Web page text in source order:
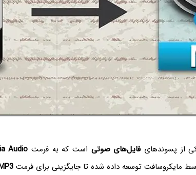
از پسوندهایفایل‌های صوتی است که به فرمت Audio
مایکروسافت توسعه داده شده تا جایگزینی برای فرمت